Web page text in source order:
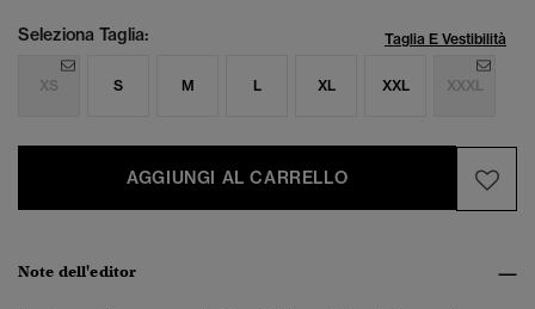
Seleziona Taglia: Taglia E Vestibilità
XS S M L XL XXL XXXL
AGGIUNGI AL CARRELLO
Note dell'editor